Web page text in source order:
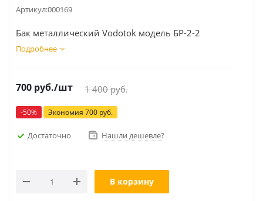
Артикул:000169
Бак металлический Vodotok модель БР-2-2
Подробнее
700 руб./шт 1 400руб.
-50% Экономия 700 руб.
Достаточно Нашли дешевле?
В корзину